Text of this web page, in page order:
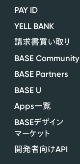
PAY ID
YELL BANK
請求書買い取り
BASE Community
BASE Partners
BASE U
Apps一覧
BASEデザイン
マーケット
開発者向けAPI